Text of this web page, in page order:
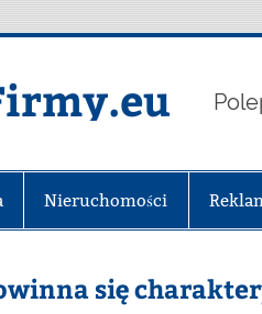
Nieruchomości
się